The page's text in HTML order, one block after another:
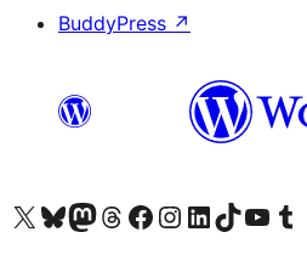
BuddyPress ↗
Visita la cuenta de X (anteriormente Twitter)
Visita a nosa conta de Bluesky
Visita a nosa conta de Mastodon
Visita a nosa conta de Threads
Visita a nosa páxina de Facebook
Visita a nosa conta de Instagram
Visita a nosa conta de LinkedIn
Visita a nosa conta de TikTok
Visita a nosaVisita a